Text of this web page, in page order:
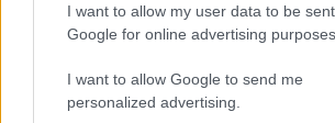
I want to allow my user data to be
Google for online advertising
I want to allow Google to send me
personalized advertising.